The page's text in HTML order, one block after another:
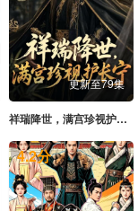
更新至79集
祥瑞降世，满宫珍视护长宁
4.2分